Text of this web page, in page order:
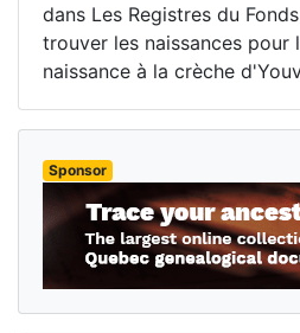
dans Les Registres du
trouver les naissances pour
naissance à la crèche
Sponsor